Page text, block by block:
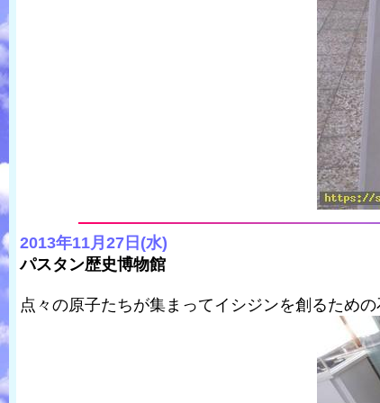
2013年11月27日(水)
パスタン歴史博物館
点々の原子たちが集まってイシジンを創るため